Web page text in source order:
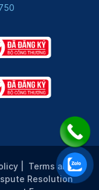
Terms and
Resolution